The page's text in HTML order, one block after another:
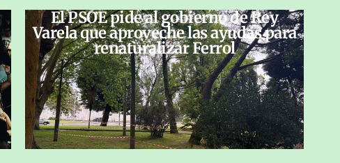
El PSOE pide al gobierno de Rey
Varela que aproveche las ayudas para
renaturalizar Ferrol